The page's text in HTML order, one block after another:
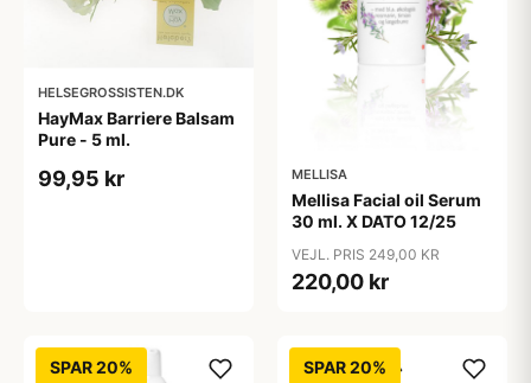
HELSEGROSSISTEN.DK
HayMax Barriere Balsam
Pure - 5 ml.
99,95 kr MELLISA
Mellisa Facial oil Serum
30 ml. X DATO 12/25
VEJL. PRIS 249,00 KR
220,00 kr
SPAR 20% SPAR 20%